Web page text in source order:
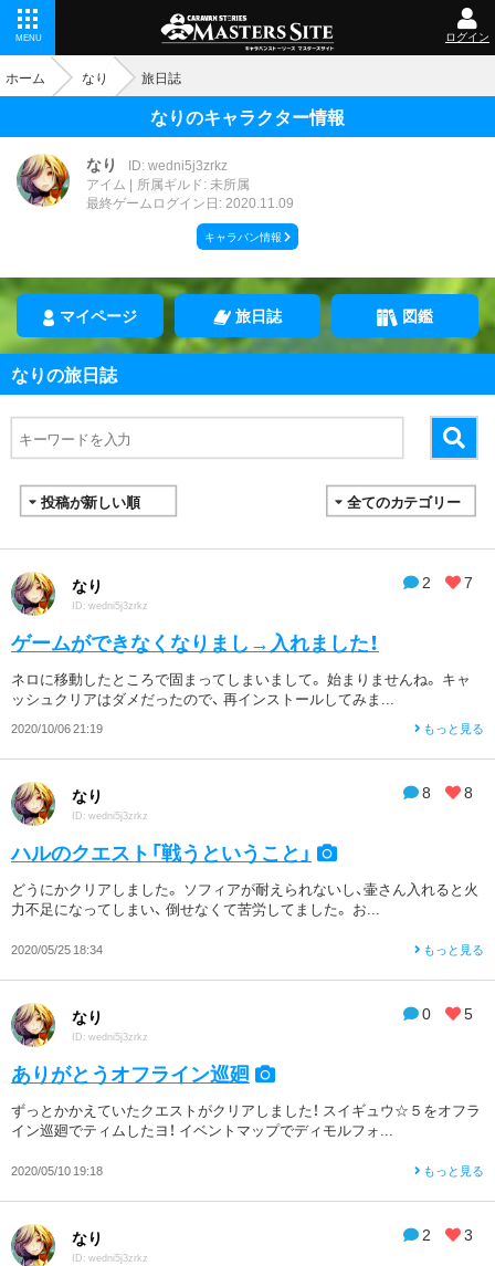
MENU ログイン
ホーム なり 旅日誌
なりのキャラクター情報
なり
ID: wedni5j3zrkz
アイム
所属ギルド: 未所属
最終ゲームログイン日: 2020.11.09
キャラバン情報
マイページ 旅日誌 図鑑
なりの旅日誌
2 7
なり
ID: wedni5j3zrkz
ゲームができなくなりまし→入れました！
ネロに移動したところで固まってしまいまして。 始まりませんね。 キャ
ッシュクリアはダメだったので、 再インストールしてみま...
2020/10/06 21:19 もっと見る
8 8
なり
ID: wedni5j3zrkz
ハルのクエスト「戦うということ」
どうにかクリアしました。 ソフィアが耐えられないし、壷さん入れると火
力不足になってしまい、 倒せなくて苦労してました。 お...
2020/05/25 18:34 もっと見る
0 5
なり
ID: wedni5j3zrkz
ありがとうオフライン巡廻
ずっとかかえていたクエストがクリアしました！ スイギュウ☆５をオフラ
イン巡廻でティムしたヨ！ イベントマップでディモルフォ...
2020/05/10 19:18 もっと見る
2 3
なり
ID: wedni5j3zrkz